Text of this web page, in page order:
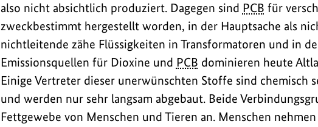
also nicht absichtlich produziert. Dagegen sind PCB für
zweckbestimmt hergestellt worden, in der Hauptsache als
nichtleitende zähe Flüssigkeiten in Transformatoren und in
Emissionsquellen für Dioxine und PCB dominieren heute
Einige Vertreter dieser unerwünschten Stoffe sind chemisch
und werden nur sehr langsam abgebaut. Beide
Fettgewebe von Menschen und Tieren an. Menschen